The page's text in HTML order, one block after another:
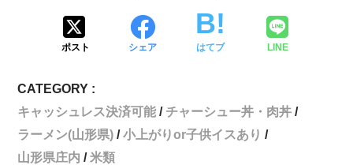
ポスト シェア はてブ LINE
CATEGORY :
キャッシュレス決済可能
チャーシュー丼・肉丼
ラーメン(山形県)
小上がりor子供イスあり
山形県庄内
米類